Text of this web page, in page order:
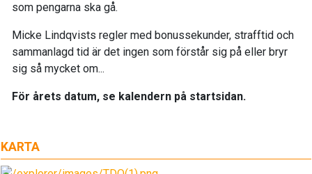
KARTA
som pengarna ska gå.
Micke Lindqvists regler med bonussekunder, strafftid och
sammanlagd tid är det ingen som förstår sig på eller bryr
sig så mycket om...
För årets datum, se kalendern på startsidan.